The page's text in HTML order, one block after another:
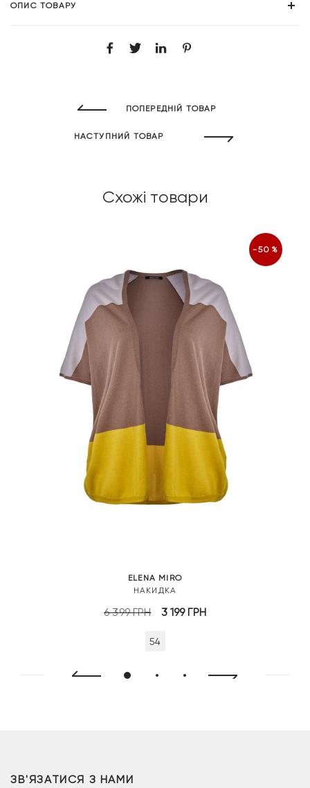
ОПИС ТОВАРУ
ПОПЕРЕДНІЙ ТОВАР
НАСТУПНИЙ ТОВАР
Схожі товари
-50%
ELENA MIRO
НАКИДКА
6 399ГРН
Оригінальна
6
3 199ГРН
54
ЗВ'ЯЗАТИСЯ З НАМИ